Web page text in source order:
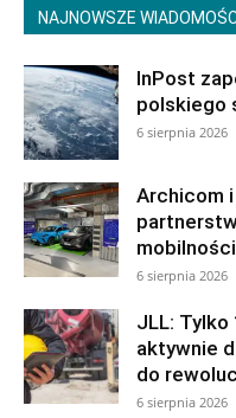
NAJNOWSZE
InPost
polskiego
6 sierpnia 2026
Archicom
mobilności
6 sierpnia 2026
JLL: Tylko
aktywnie
do
6 sierpnia 2026